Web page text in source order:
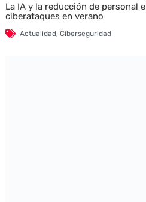
La IA y la reducción de personal
ciberataques en verano
Actualidad, Ciberseguridad